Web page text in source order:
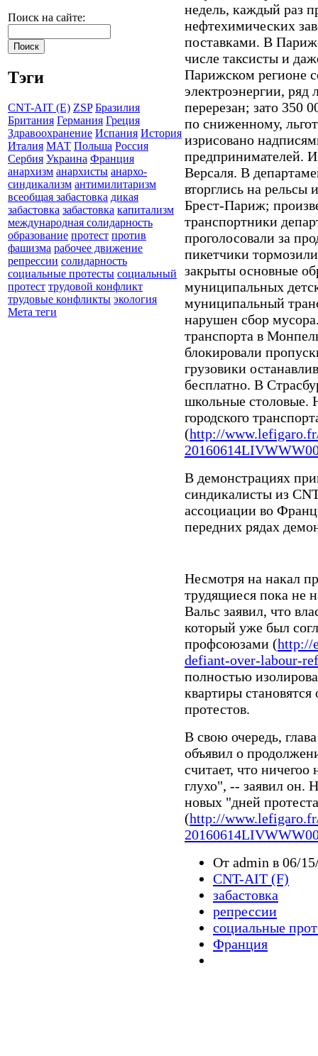
Поиск на сайте:
Тэги
CNT-AIT (E) ZSP Бразилия
Британия Германия Греция
Здравоохранение Испания История
Италия МАТ Польша Россия
Сербия Украина Франция
анархизм анархисты анархо-
синдикализм антимилитаризм
всеобщая забастовка дикая
забастовка забастовка капитализм
международная солидарность
образование протест против
фашизма рабочее движение
репрессии солидарность
социальные протесты социальный
протест трудовой конфликт
трудовые конфликты экология
Мета теги
недель, каждый раз
нефтехимических
поставками. В
числе таксисты и
Парижском регионе
электроэнергии,
перерезан; зато 350
по сниженному,
изрисовано
предпринимателей.
Версаля. В
вторглись на рельсы
Брест-Париж;
транспортники
проголосовали за
пикетчики
закрыты основные
муниципальных
муниципальный
нарушен сбор
транспорта в
блокировали
грузовики
бесплатно. В
школьные столовые.
городского
(http://
В демонстрациях
синдикалисты из
ассоциации во
передних рядах
Несмотря на накал
трудящиеся пока не
Вальс заявил, что
который уже был
профсоюзами (http://
defiant-over-labour-
полностью
квартиры
протестов.
В свою очередь,
объявил о
считает, что
глухо", -- заявил он.
новых "дней
(http://
От admin в 06/
CNT-AIT (F)
забастовка
репрессии
социальные
Франция